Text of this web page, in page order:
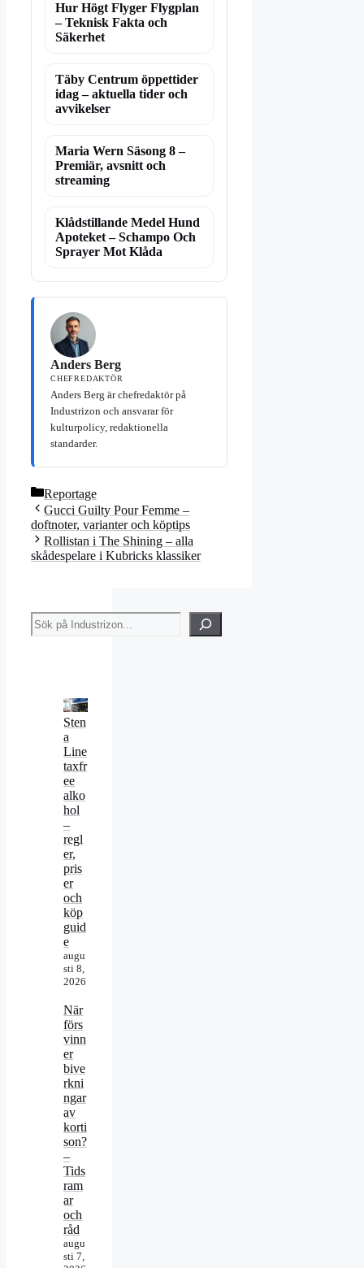
Hur Högt Flyger Flygplan
– Teknisk Fakta och
Säkerhet
Täby Centrum öppettider
idag – aktuella tider och
avvikelser
Maria Wern Säsong 8 –
Premiär, avsnitt och
streaming
Klådstillande Medel Hund
Apoteket – Schampo Och
Sprayer Mot Klåda
Anders Berg
CHEFREDAKTÖR
Anders Berg är chefredaktör på
Industrizon och ansvarar för
kulturpolicy, redaktionella
standarder.
Kategorier
Reportage
Gucci Guilty Pour Femme –
doftnoter, varianter och köptips
Rollistan i The Shining – alla
skådespelare i Kubricks klassiker
Sök
Sten
a
Line
taxfr
ee
alko
hol
–
regl
er,
pris
er
och
köp
guid
e
augu
sti 8,
2026
När
förs
vinn
er
bive
rkni
ngar
av
korti
son?
–
Tids
ram
ar
och
råd
augu
sti 7,